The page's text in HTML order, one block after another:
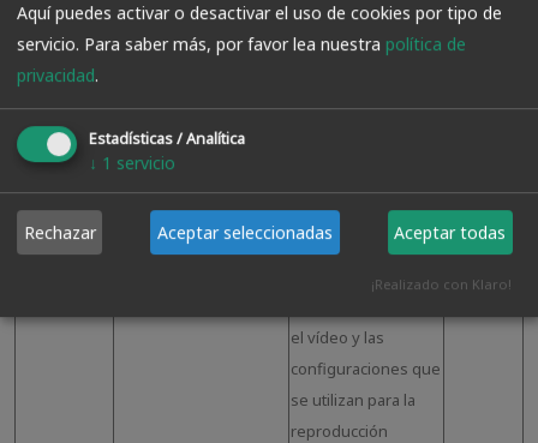
gstatic.com 1P_JAR
Estas cookies se
establecen a través
estadísticos
anónimos sobre, por
ejemplo, cuántas
el vídeo y las
configuraciones que
se utilizan para la
reproducción
en 4 días
Aquí puedes activar o desactivar el uso de cookies por tipo de
servicio. Para saber más, por favor lea nuestra política de
privacidad.
Estadísticas / Analítica
↓ 1 servicio
Rechazar Aceptar seleccionadas Aceptar todas
¡Realizado con Klaro!